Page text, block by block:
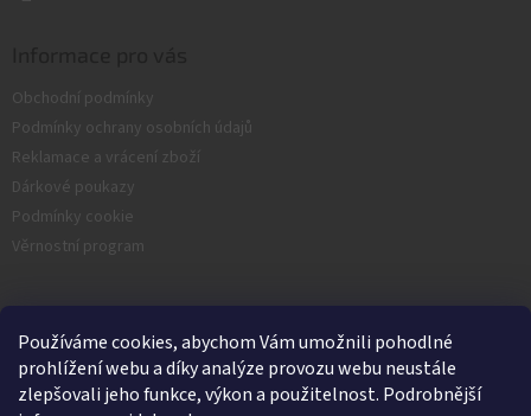
Používáme cookies, abychom Vám umožnili pohodlné
prohlížení webu a díky analýze provozu webu neustále
zlepšovali jeho funkce, výkon a použitelnost. Podrobnější
Obchodní podmínky
Podmínky ochrany osobních údajů
Reklamace a vrácení zboží
Dárkové poukazy
Podmínky cookie
Věrnostní program
Facebook